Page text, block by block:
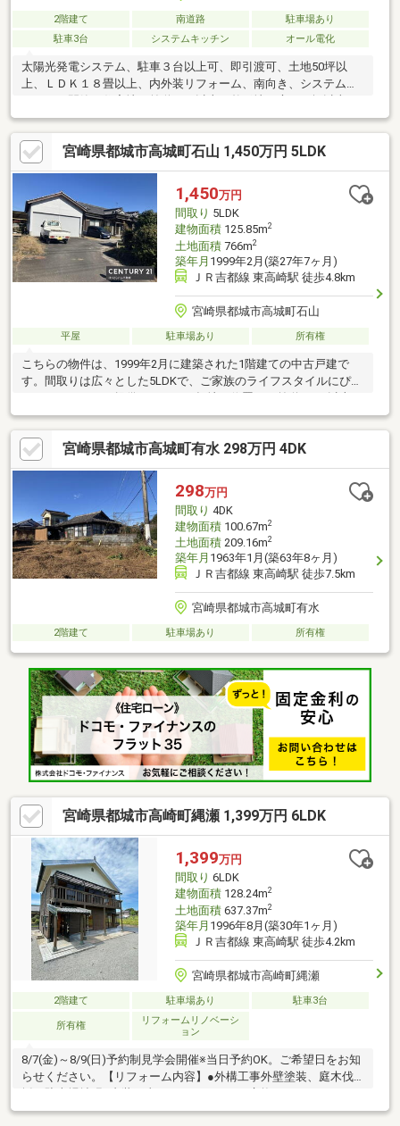
2階建て 南道路
駐車場あり
駐車3台
システムキッチン オール電化
太陽光発電システム、駐車３台以上可、即引渡可、土地50坪以
上、ＬＤＫ１８畳以上、内外装リフォーム、南向き、システムキ
対面式キッチン、浴室１坪以上、２階建、南面バルコニー、南
庭、前面棟無、全居室フローリング、ウッドデッキ、全居室６畳
以上、ＩＨクッキングヒーター、平坦地、テラス、オール電化
宮崎県都城市高城町石山 1,450万円 5LDK
1,450万円
間取り 5LDK
建物面積125.85m2
土地面積766m2
築年月 1999年2月(築27年7ヶ月)
ＪＲ吉都線 東高崎駅 徒歩4.8km
宮崎県都城市高城町石山
平屋 駐車場あり 所有権
こちらの物件は、1999年2月に建築された1階建ての中古戸建で
す。間取りは広々とした5LDKで、ご家族のライフスタイルにぴっ
アクセスも良好です。落ち着いた環境での新しい生活をお考えの
方に、ぜひご検討いただきたい物件です。お気軽にお問い合わせ
ください。宮崎県都城市高城町有水 298万円 4DK
298万円
間取り 4DK
建物面積100.67m2
土地面積209.16m2
築年月 1963年1月(築63年8ヶ月)
ＪＲ吉都線 東高崎駅 徒歩7.5km
宮崎県都城市高城町有水
2階建て 駐車場あり 所有権
宮崎県都城市高崎町縄瀬 1,399万円 6LDK
1,399万円
間取り 6LDK
建物面積128.24m2
土地面積637.37m2
築年月 1996年8月(築30年1ヶ月)
ＪＲ吉都線 東高崎駅 徒歩4.2km
宮崎県都城市高崎町縄瀬
2階建て 駐車場あり 駐車3台
所有権
リフォームリノベーシ
ョン
8/7(金)～8/9(日)予約制見学会開催※当日予約OK。ご希望日をお知
らせください。【リフォーム内容】●外構工事外壁塗装、庭木伐
交換、温水洗浄便座トイレ交換、洗面化粧台交換、フローリング